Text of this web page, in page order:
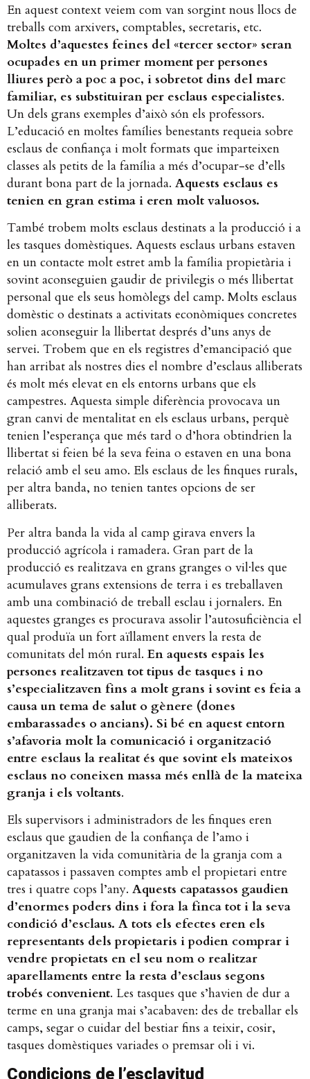
En aquest context veiem com van sorgint nous llocs de
treballs com arxivers, comptables, secretaris, etc. ​
Moltes d’aquestes feines del «tercer sector» seran
ocupades en un primer moment per persones
lliures però a poc a poc, i sobretot dins del marc
familiar, es substituiran per esclaus especialistes​.
Un dels grans exemples d’això són els professors.
L’educació en moltes famílies benestants requeia sobre
esclaus de confiança i molt formats que imparteixen
classes als petits de la família a més d’ocupar-se d’ells
durant bona part de la jornada. ​ Aquests esclaus es
tenien en gran estima i eren molt valuosos.
També trobem molts esclaus destinats a la producció i a
les tasques domèstiques. Aquests esclaus urbans estaven
en un contacte molt estret amb la família propietària i
sovint aconseguien gaudir de privilegis o més llibertat
personal que els seus homòlegs del camp. Molts esclaus
domèstic o destinats a activitats econòmiques concretes
solien aconseguir la llibertat després d’uns anys de
servei. Trobem que en els registres d’emancipació que
han arribat als nostres dies el nombre d’esclaus alliberats
és molt més elevat en els entorns urbans que els
campestres. Aquesta simple diferència provocava un
gran canvi de mentalitat en els esclaus urbans, perquè
tenien l’esperança que més tard o d’hora obtindrien la
llibertat si feien bé la seva feina o estaven en una bona
relació amb el seu amo. Els esclaus de les finques rurals,
per altra banda, no tenien tantes opcions de ser
alliberats.
Per altra banda la vida al camp girava envers la
producció agrícola i ramadera. Gran part de la
producció es realitzava en grans granges o vil·les que
acumulaves grans extensions de terra i es treballaven
amb una combinació de treball esclau i jornalers. En
aquestes granges es procurava assolir l’autosuficiència el
qual produïa un fort aïllament envers la resta de
comunitats del món rural.​En aquests espais les
persones realitzaven tot tipus de tasques i no
s’especialitzaven fins a molt grans i sovint es feia a
causa un tema de salut o gènere (dones
embarassades o ancians). Si bé en aquest entorn
s’afavoria molt la comunicació i organització
entre esclaus la realitat és que sovint els mateixos
esclaus no coneixen massa més enllà de la mateixa
granja i els voltants​.
Els supervisors i administradors de les finques eren
esclaus que gaudien de la confiança de l’amo i
organitzaven la vida comunitària de la granja com a
capatassos i passaven comptes amb el propietari entre
tres i quatre cops l’any. ​ Aquests capatassos gaudien
d’enormes poders dins i fora la finca tot i la seva
condició d’esclaus. A tots els efectes eren els
representants dels propietaris i podien comprar i
vendre propietats en el seu nom o realitzar
aparellaments entre la resta d’esclaus segons
trobés convenient​. Les tasques que s’havien de dur a
terme en una granja mai s’acabaven: des de treballar els
camps, segar o cuidar del bestiar fins a teixir, cosir,
tasques domèstiques variades o premsar oli i vi.
Condicions de l’esclavitud